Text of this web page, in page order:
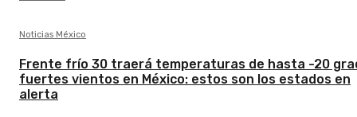
Noticias México
Frente frío 30 traerá temperaturas de hasta -20
fuertes vientos en México: estos son los estados en
alerta